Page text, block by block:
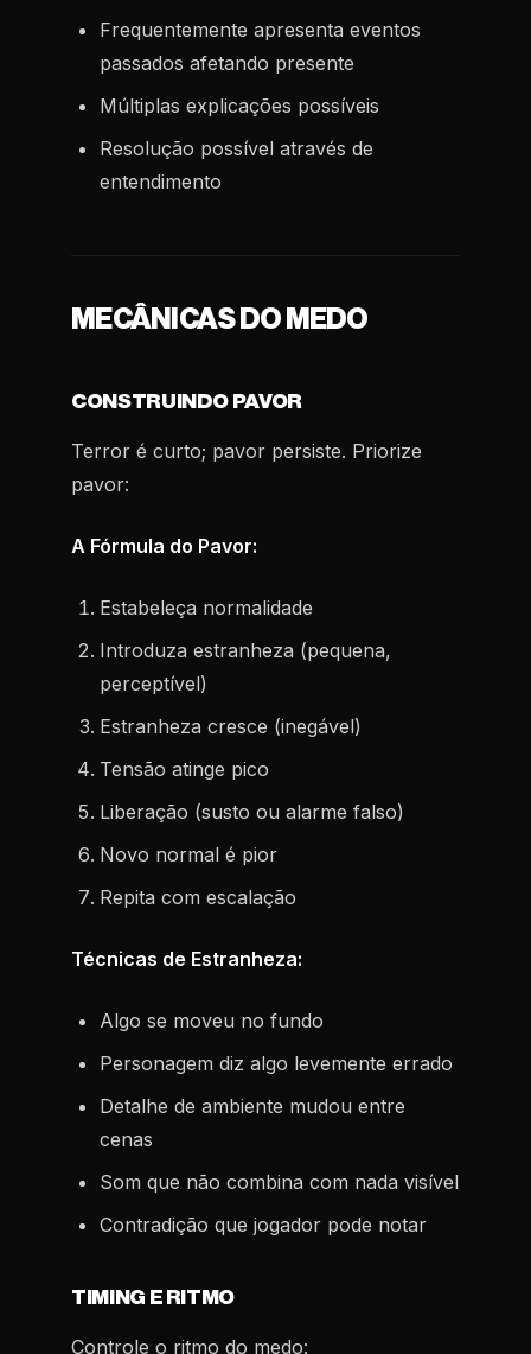
Frequentemente apresenta eventos
passados afetando presente
Múltiplas explicações possíveis
Resolução possível através de
entendimento
MECÂNICAS DO MEDO
CONSTRUINDO PAVOR
Terror é curto; pavor persiste. Priorize
pavor:
A Fórmula do Pavor:
Estabeleça normalidade
Introduza estranheza (pequena,
perceptível)
Estranheza cresce (inegável)
Tensão atinge pico
Liberação (susto ou alarme falso)
Novo normal é pior
Repita com escalação
Técnicas de Estranheza:
Algo se moveu no fundo
Personagem diz algo levemente errado
Detalhe de ambiente mudou entre
cenas
Som que não combina com nada visível
Contradição que jogador pode notar
TIMING E RITMO
Controle o ritmo do medo: